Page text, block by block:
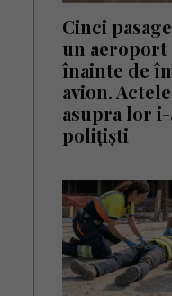
Cinci
un aeroport
înainte de
avion.
asupra lor
polițiști